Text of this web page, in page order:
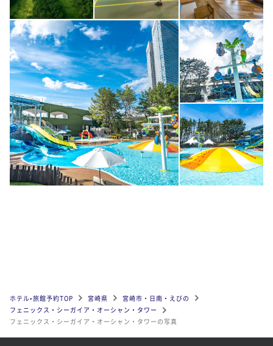
ホテル•旅館予約TOP 宮崎県
宮崎市・日南・えびの
フェニックス・シーガイア・オーシャン・タワー
フェニックス・シーガイア・オーシャン・タワーの写真